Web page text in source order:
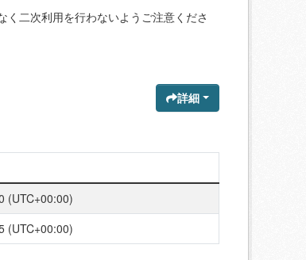
二次利用を行わないようご注意くださ
詳細
(UTC+00:00)
(UTC+00:00)